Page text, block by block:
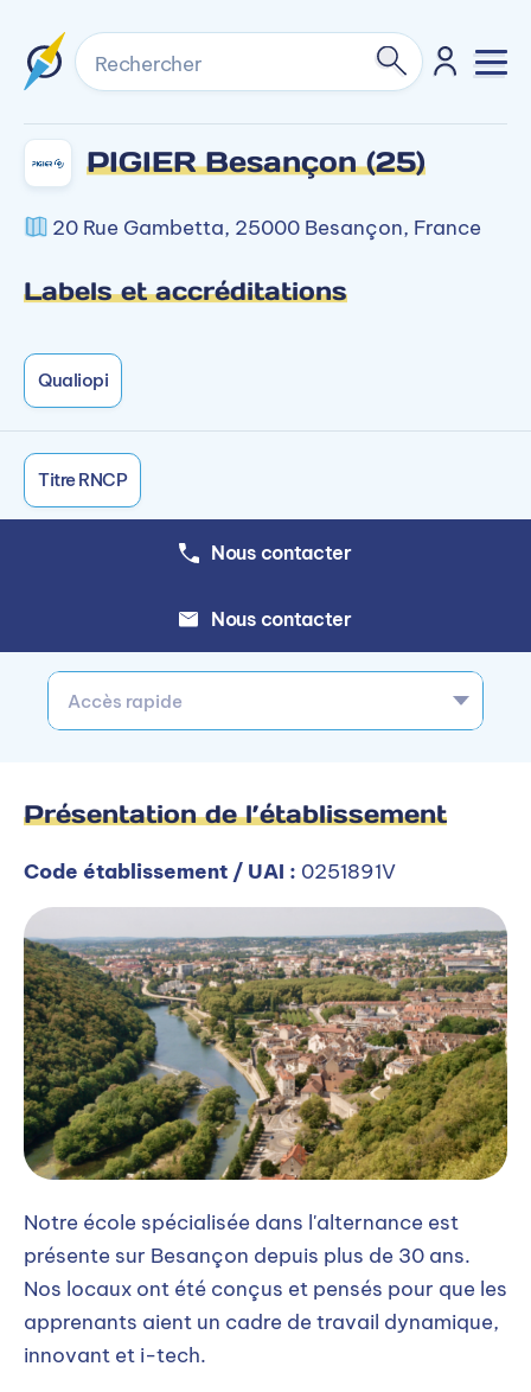
Rechercher
PIGIER Besançon (25)
20 Rue Gambetta, 25000 Besançon, France
Labels et accréditations
Qualiopi
Titre RNCP
Nous contacter
Nous contacter
Accès rapide
Présentation de l’établissement
Code établissement / UAI : 0251891V
Notre école spécialisée dans l'alternance est
présente sur Besançon depuis plus de 30 ans.
Nos locaux ont été conçus et pensés pour que les
apprenants aient un cadre de travail dynamique,
innovant et i-tech.